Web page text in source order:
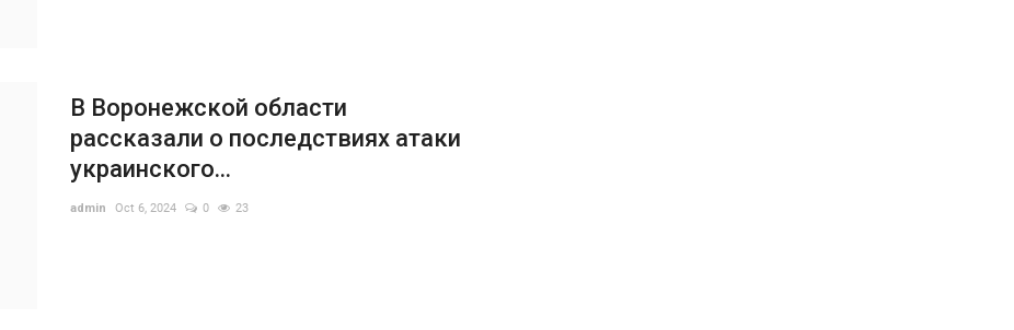
В Воронежской области
рассказали о последствиях атаки
украинского...
admin Oct 6, 2024 0 23